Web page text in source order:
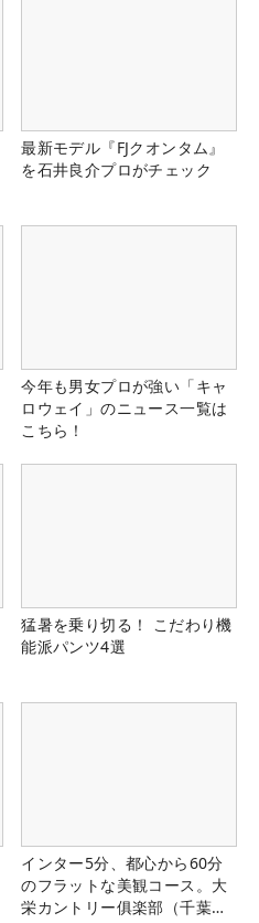
最新モデル『FJクオンタム』
を石井良介プロがチェック
今年も男女プロが強い「キャ
ロウェイ」のニュース一覧は
こちら！
猛暑を乗り切る！ こだわり機
能派パンツ4選
インター5分、都心から60分
のフラットな美観コース。大
栄カントリー俱楽部（千葉